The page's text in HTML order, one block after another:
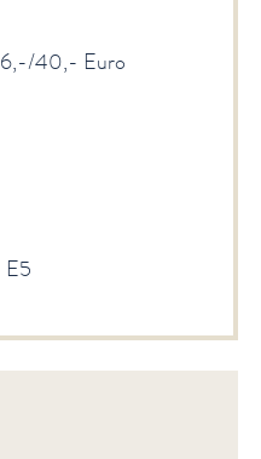
40,- Euro
E5